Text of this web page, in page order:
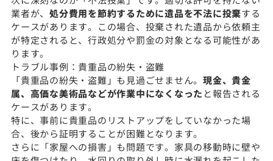
業者が、 処分費用を節約するために遺品を不法に投棄する
ケースがあります。この場合、投棄された遺品から依頼主
が特定されると、行政処分や罰金の対象となる可能性があ
ります。
トラブル事例：貴重品の紛失・盗難
「貴重品の紛失・盗難」も見過ごせません。 現金、貴金
属、高価な美術品などが作業中になくなった と報告される
ケースがあります。
特に、事前に貴重品のリストアップをしていなかった場
合、後から証明することが困難となります。
さらに「家屋への損害」も問題です。家具の移動時に壁や